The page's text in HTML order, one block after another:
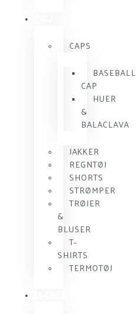
CAPS
BASEBALL
CAP
HUER
&
BALACLAVA
JAKKER
REGNTØJ
SHORTS
STRØMPER
TRØJER
&
BLUSER
T-
SHIRTS
TERMOTØJ